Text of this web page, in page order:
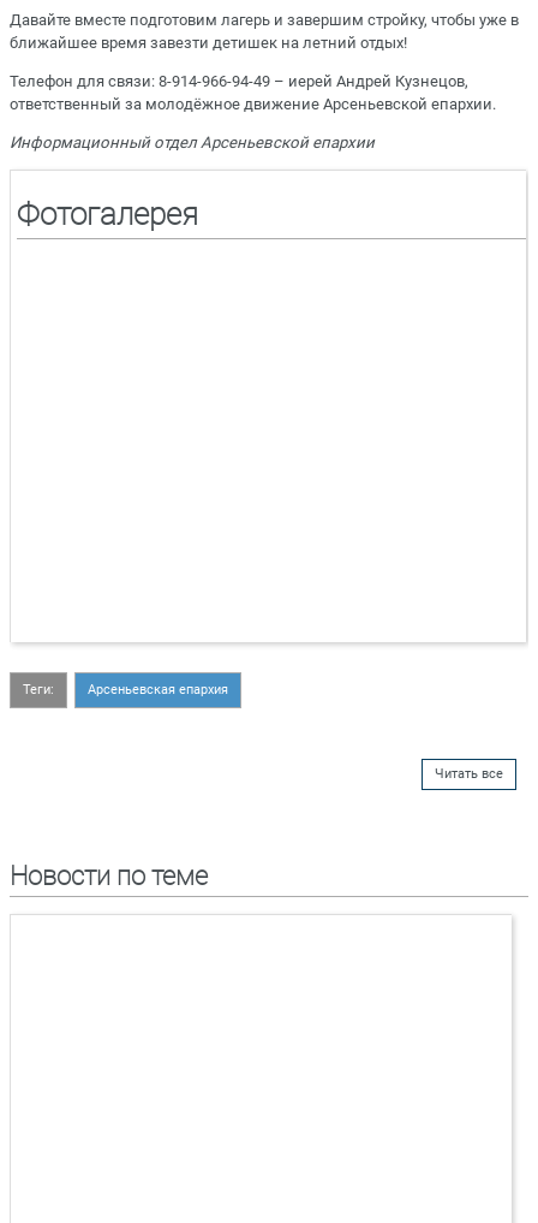
Давайте вместе подготовим лагерь и завершим стройку, чтобы уже в
ближайшее время завезти детишек на летний отдых!
Телефон для связи: 8-914-966-94-49 – иерей Андрей Кузнецов,
ответственный за молодёжное движение Арсеньевской епархии.
Информационный отдел Арсеньевской епархии
Фотогалерея
Теги: Арсеньевская епархия
Читать все
Новости по теме